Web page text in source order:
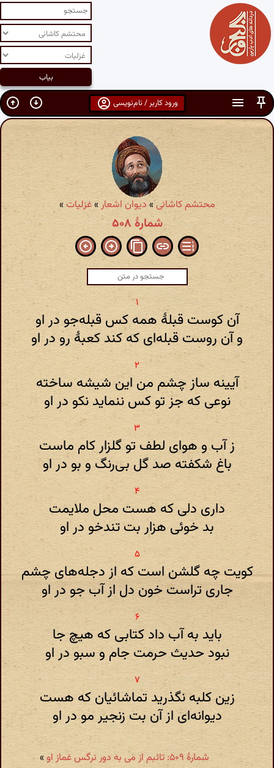
ورود کاربر / نام‌نویسی
محتشم کاشانی»دیوان اشعار»غزلیات »
شمارهٔ ۵۰۸
آن کوست قبلهٔ همه کس قبله‌جو در او
و آن روست قبله‌ای که کند کعبهٔ رو در او
آیینه ساز چشم من این شیشه ساخته
نوعی که جز تو کس ننماید نکو در او
ز آب و هوای لطف تو گلزار کام ماست
باغ شکفته صد گل بی‌رنگ و بو در او
داری دلی که هست محل ملایمت
بد خوئی هزار بت تندخو در او
کویت چه گلشن است که از دجله‌های چشم
جاری تراست خون دل از آب جو در او
باید به آب داد کتابی که هیچ جا
نبود حدیث حرمت جام و سبو در او
زین کلبه نگذرید تماشائیان که هست
دیوانه‌ای از آن بت زنجیر مو در او
شمارهٔ ۵۰۹: تائبم از می به دور نرگس غماز او
»